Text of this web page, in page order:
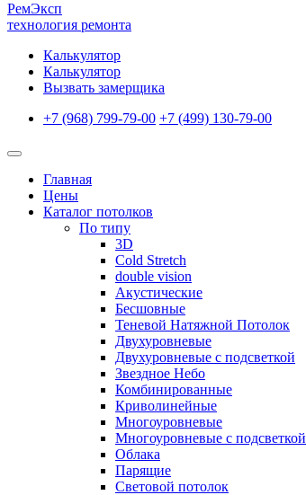
РемЭксп
технология ремонта
Калькулятор
Калькулятор
Вызвать замерщика
+7 (968) 799-79-00 +7 (499) 130-79-00
Главная
Цены
Каталог потолков
По типу
3D
Cold Stretch
double vision
Акустические
Бесшовные
Теневой Натяжной Потолок
Двухуровневые
Двухуровневые с подсветкой
Звездное Небо
Комбинированные
Криволинейные
Многоуровневые
Многоуровневые с подсветкой
Облака
Парящие
Световой потолок